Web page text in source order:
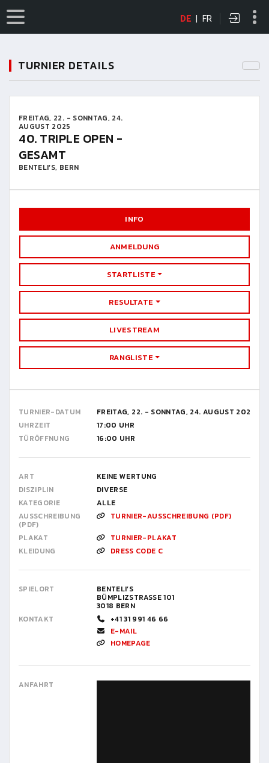
DE | FR
TURNIER DETAILS
FREITAG, 22. - SONNTAG, 24.
AUGUST 2025
40. TRIPLE OPEN -
GESAMT
BENTELI’S, BERN
INFO
ANMELDUNG
STARTLISTE
RESULTATE
LIVESTREAM
RANGLISTE
TURNIER-DATUM
FREITAG, 22. - SONNTAG, 24. AUGUST 2025
UHRZEIT
17:00 UHR
TÜRÖFFNUNG
16:00 UHR
ART
KEINE WERTUNG
DISZIPLIN
DIVERSE
KATEGORIE
ALLE
AUSSCHREIBUNG
(PDF)
TURNIER-AUSSCHREIBUNG (PDF)
PLAKAT
TURNIER-PLAKAT
KLEIDUNG
DRESS CODE C
SPIELORT BENTELI’S
BÜMPLIZSTRASSE 101
3018 BERN
KONTAKT
+41 31 991 46 66
E-MAIL
HOMEPAGE
ANFAHRT